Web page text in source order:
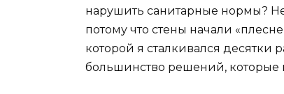
нарушить санитарные нормы?
потому что стены начали
которой я сталкивался
большинство решений, которые